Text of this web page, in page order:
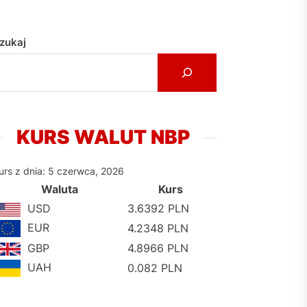
KURS WALUT NBP
z dnia: 5 czerwca, 2026
Waluta
Kurs
USD
3.6392 PLN
EUR
4.2348 PLN
GBP
4.8966 PLN
UAH
0.082 PLN